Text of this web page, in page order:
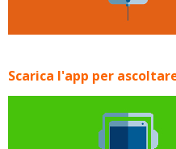
Scarica l'app per